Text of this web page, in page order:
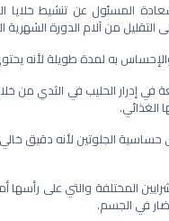
المسئول عن تنشيط خلايا
من آلام الدورة الشهرية
به لمدة طويلة لأنه يحتوي
في إدرار الحليب في الثدي من
الغذائي.
الجلوتين لأنه دقيق
المختلفة والتي على رأسها
في الجسم.